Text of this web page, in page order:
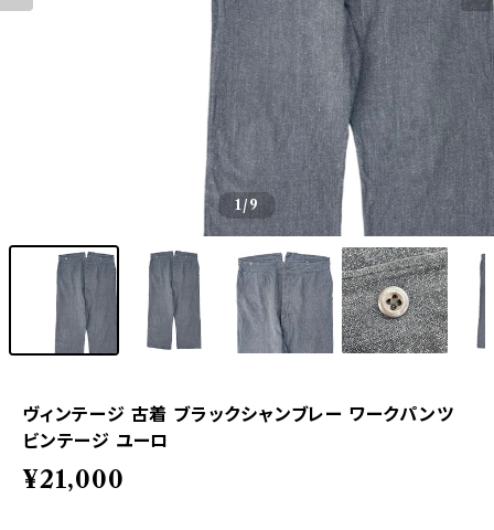
1/9
ヴィンテージ 古着 ブラックシャンブレー ワークパンツ
ビンテージ ユーロ
¥21,000